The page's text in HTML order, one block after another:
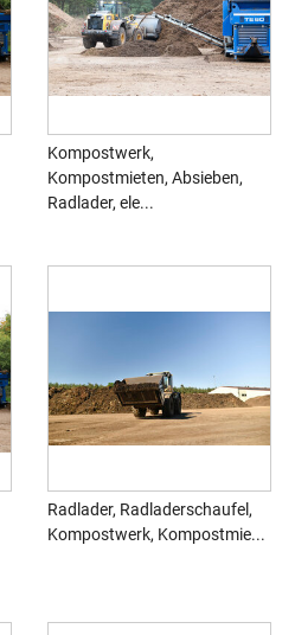
Kompostwerk,
Kompostmieten, Absieben,
Radlader, ele...
Radlader, Radladerschaufel,
Kompostwerk, Kompostmie...